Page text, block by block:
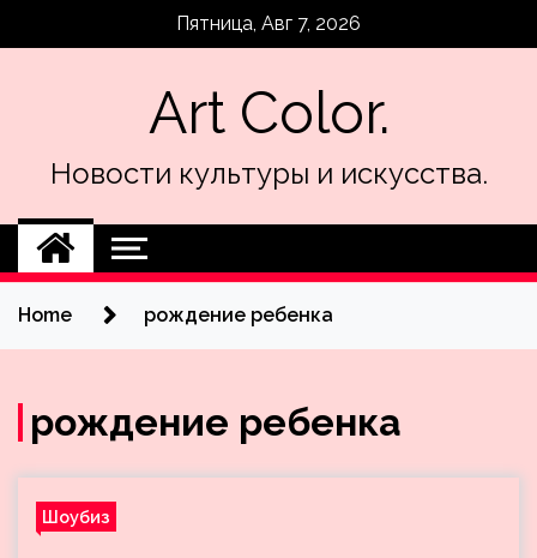
Пятница, Авг 7, 2026
Art Color.
Новости культуры и искусства.
Home рождение ребенка
рождение ребенка
Шоубиз